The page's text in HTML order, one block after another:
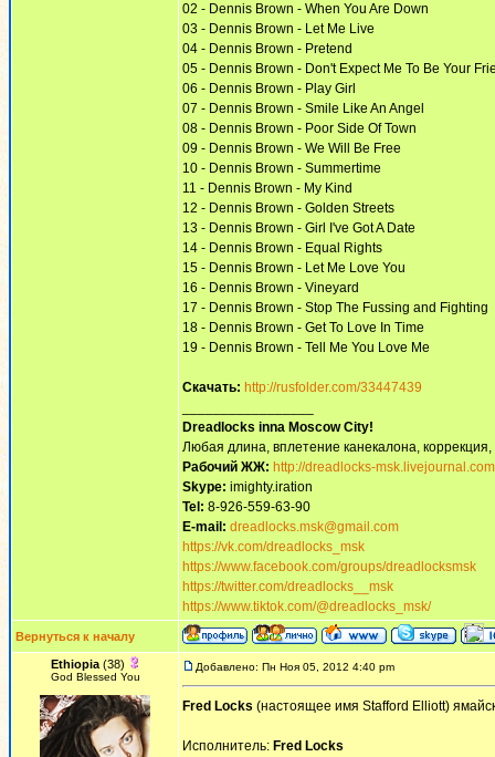
02 - Dennis Brown - When You Are Down
03 - Dennis Brown - Let Me Live
04 - Dennis Brown - Pretend
05 - Dennis Brown - Don't Expect Me To Be Your
06 - Dennis Brown - Play Girl
07 - Dennis Brown - Smile Like An Angel
08 - Dennis Brown - Poor Side Of Town
09 - Dennis Brown - We Will Be Free
10 - Dennis Brown - Summertime
11 - Dennis Brown - My Kind
12 - Dennis Brown - Golden Streets
13 - Dennis Brown - Girl I've Got A Date
14 - Dennis Brown - Equal Rights
15 - Dennis Brown - Let Me Love You
16 - Dennis Brown - Vineyard
17 - Dennis Brown - Stop The Fussing and Fighting
18 - Dennis Brown - Get To Love In Time
19 - Dennis Brown - Tell Me You Love Me
Скачать: http://rusfolder.com/33447439
Dreadlocks inna Moscow Сity!
Любая длина, вплетение канекалона,
Рабочий ЖЖ: http://dreadlocks-
Skype: imighty.iration
Tel: 8-926-559-63-90
E-mail: dreadlocks.msk@gmail.com
https://vk.com/dreadlocks_msk
https://www.facebook.com/groups/dreadlocksmsk
https://twitter.com/dreadlocks__msk
https://www.tiktok.com/@dreadlocks_msk/
Вернуться к началу
Ethiopia(38)
God Blessed You
Добавлено: Пн Ноя 05, 2012 4:40 pm
Fred Locks (настоящее имя Stafford Elliott)
Исполнитель: Fred Locks